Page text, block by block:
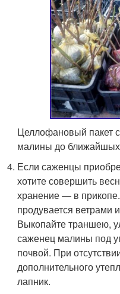
Целлофановый пакет
малины до
Если саженцы
хотите совершить
хранение — в
продувается ветрами
Выкопайте траншею,
саженец малины под
почвой. При
дополнительного
лапник.